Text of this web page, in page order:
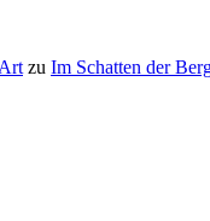
zu Im Schatten der